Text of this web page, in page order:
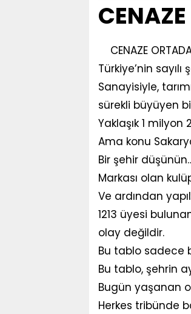
CENAZE
Türkiye’nin
Sanayisiyle,
sürekli büyüyen
Yaklaşık 1
Ama konu
Bir şehir
Markası olan
Ve ardından
1213 üyesi
olay değildir.
Bu tablo sadece
Bu tablo, şehrin
Bugün yaşanan
Herkes tribünde